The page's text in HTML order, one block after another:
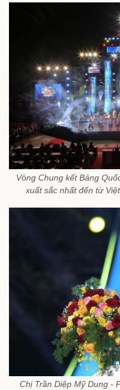
Vòng Chung kết Bảng
xuất sắc nhất đến từ
Chị Trần Diệp Mỹ Dung -